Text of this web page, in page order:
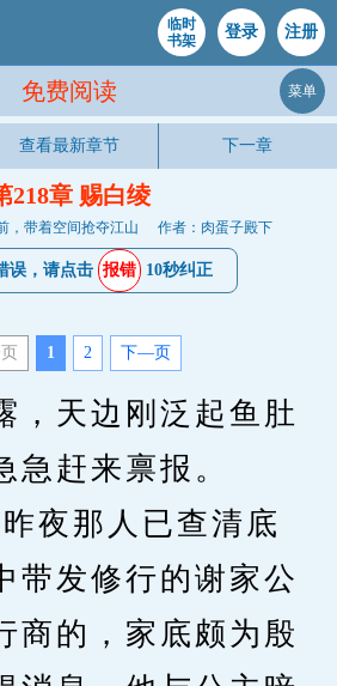
临时
书架
登录 注册
免费阅读 菜单
查看最新章节 下一章
218章 赐白绫
，带着空间抢夺江山 作者：肉蛋子殿下
误，请点击 报错 10秒纠正
1 2 下—页
天边刚泛起鱼肚
急赶来禀报。
那人已查清底
带发修行的谢家公
商的，家底颇为殷